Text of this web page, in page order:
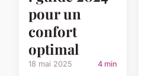
pour un
confort
optimal
18 mai 2025 4 min